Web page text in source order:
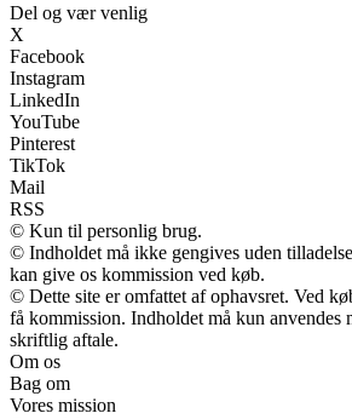
Del og vær venlig
X
Facebook
Instagram
LinkedIn
YouTube
Pinterest
TikTok
Mail
RSS
© Kun til personlig brug.
© Indholdet må ikke gengives uden
kan give os kommission ved køb.
© Dette site er omfattet af ophavsret. Ved
få kommission. Indholdet må kun anvendes
skriftlig aftale.
Om os
Bag om
Vores mission